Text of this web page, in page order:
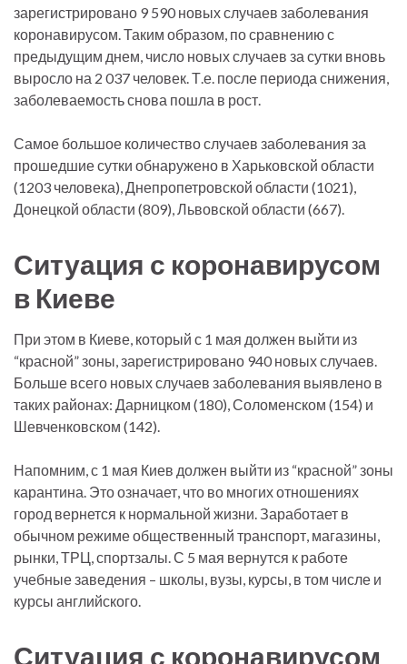
зарегистрировано 9 590 новых случаев заболевания
коронавирусом. Таким образом, по сравнению с
предыдущим днем, число новых случаев за сутки вновь
выросло на 2 037 человек. Т.е. после периода снижения,
заболеваемость снова пошла в рост.
Самое большое количество случаев заболевания за
прошедшие сутки обнаружено в Харьковской области
(1203 человека), Днепропетровской области (1021),
Донецкой области (809), Львовской области (667).
Ситуация с коронавирусом
в Киеве
При этом в Киеве, который с 1 мая должен выйти из
“красной” зоны, зарегистрировано 940 новых случаев.
Больше всего новых случаев заболевания выявлено в
таких районах: Дарницком (180), Соломенском (154) и
Шевченковском (142).
Напомним, с 1 мая Киев должен выйти из “красной” зоны
карантина. Это означает, что во многих отношениях
город вернется к нормальной жизни. Заработает в
обычном режиме общественный транспорт, магазины,
рынки, ТРЦ, спортзалы. С 5 мая вернутся к работе
учебные заведения – школы, вузы, курсы, в том числе и
курсы английского.
Ситуация с коронавирусом